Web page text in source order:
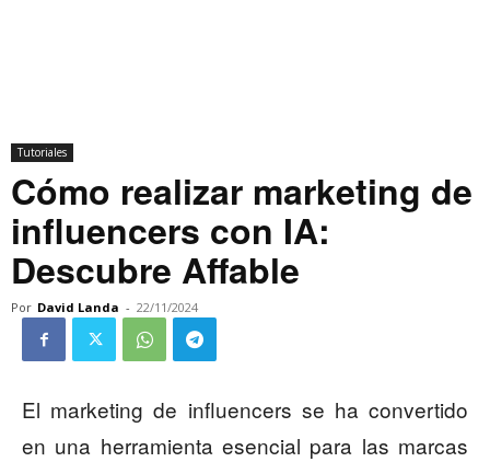
Tutoriales
Cómo realizar marketing de
influencers con IA:
Descubre Affable
Por David Landa - 22/11/2024
El marketing de influencers se ha convertido
en una herramienta esencial para las marcas